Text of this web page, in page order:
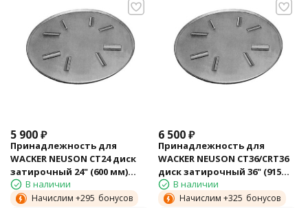
5 900₽
Принадлежность для
WACKER NEUSON CT24 диск
затирочный 24" (600 мм)
5000174107
В наличии
Начислим +295 бонусов
6 500₽
Принадлежность для
WACKER NEUSON CT36/CRT36
диск затирочный 36" (915
мм) 5000200951
В наличии
Начислим +325 бонусов